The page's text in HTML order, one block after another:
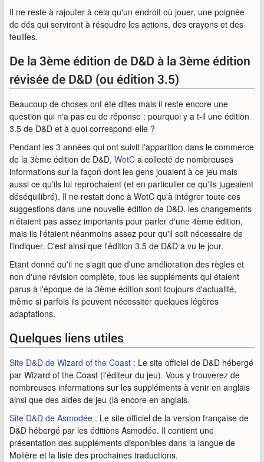
Il ne reste à rajouter à cela qu'un endroit où jouer, une poignée
de dés qui serviront à résoudre les actions, des crayons et des
feuilles.
De la 3ème édition de D&D à la 3ème édition
révisée de D&D (ou édition 3.5)
Beaucoup de choses ont été dites mais il reste encore une
question qui n'a pas eu de réponse : pourquoi y a t-il une édition
3.5 de D&D et à quoi correspond-elle ?
Pendant les 3 années qui ont suivit l'apparition dans le commerce
de la 3ème édition de D&D, WotC a collecté de nombreuses
informations sur la façon dont les gens jouaient à ce jeu mais
aussi ce qu'ils lui reprochaient (et en particulier ce qu'ils jugeaient
déséquilibré). Il ne restait donc à WotC qu'à intégrer toute ces
suggestions dans une nouvelle édition de D&D. les changements
n'étaient pas assez importants pour parler d'une 4ème édition,
mais ils l'étaient néanmoins assez pour qu'il soit nécessaire de
l'indiquer. C'est ainsi que l'édition 3.5 de D&D a vu le jour.
Etant donné qu'il ne s'agit que d'une amélioration des règles et
non d'une révision complète, tous les suppléments qui étaient
parus à l'époque de la 3ème édition sont toujours d'actualité,
même si parfois ils peuvent nécessiter quelques légères
adaptations.
Quelques liens utiles
Site D&D de Wizard of the Coast : Le site officiel de D&D hébergé
par Wizard of the Coast (l'éditeur du jeu). Vous y trouverez de
nombreuses informations sur les suppléments à venir en anglais
ainsi que des aides de jeu (là encore en anglais.
Site D&D de Asmodée : Le site officiel de la version française de
D&D hébergé par les éditions Asmodée. Il contient une
présentation des suppléments disponibles dans la langue de
Molière et la liste des prochaines traductions.